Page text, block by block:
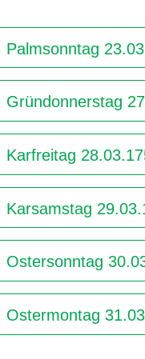
Palmsonntag
Gründonnerstag
Karfreitag
Karsamstag
Ostersonntag
Ostermontag